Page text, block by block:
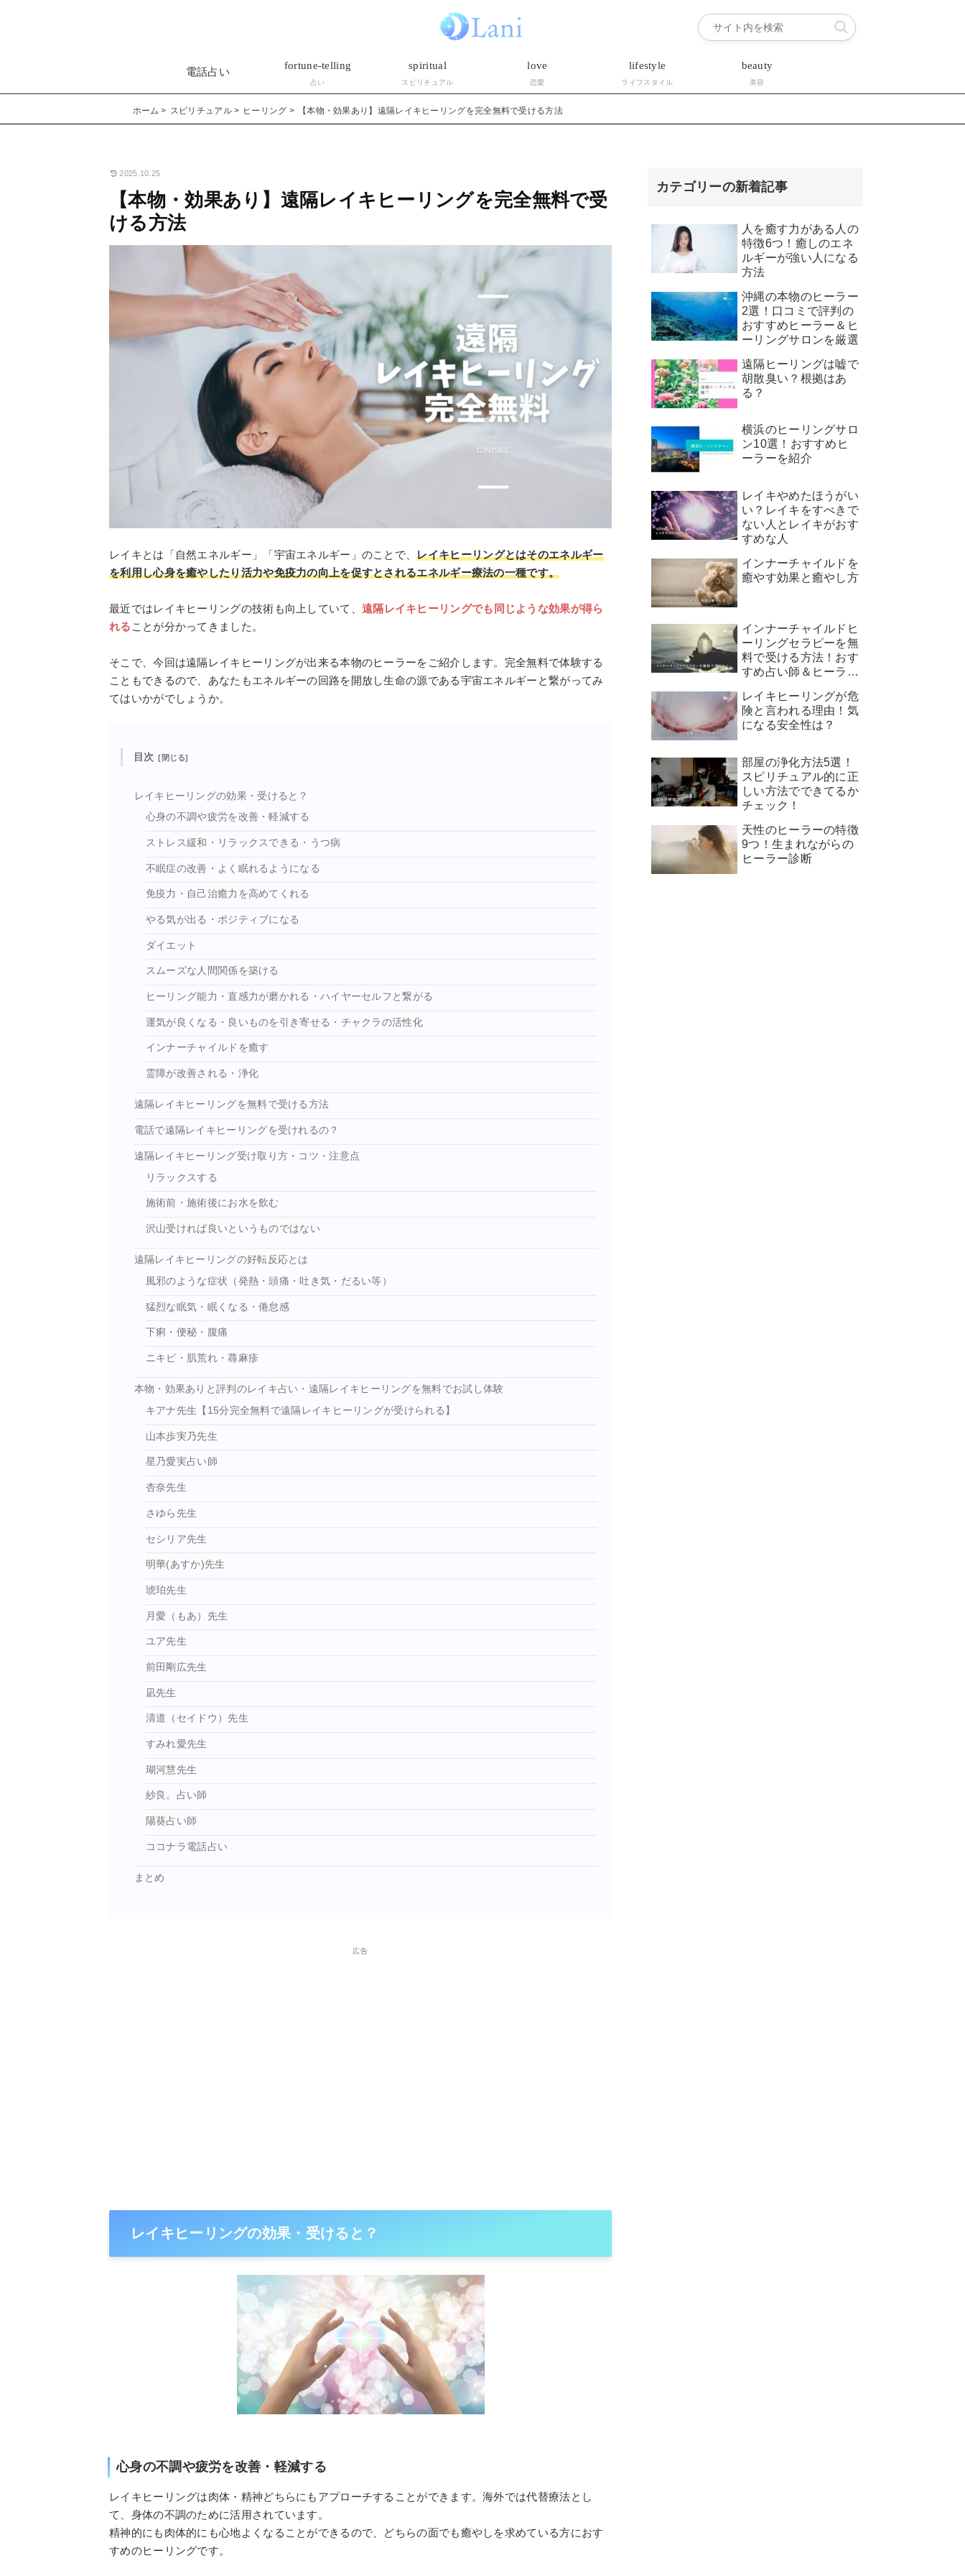
電話占い
fortune-telling
占い
spiritual
スピリチュアル
love
恋愛
lifestyle
ライフスタイル
beauty
美容
ホーム スピリチュアル ヒーリング 【本物・効果あり】遠隔レイキヒーリングを完全無料で受ける方法
2025.10.25
【本物・効果あり】遠隔レイキヒーリングを完全無料で受
ける方法
レイキとは「自然エネルギー」「宇宙エネルギー」のことで、レイキヒーリングとはそのエネルギー
を利用し心身を癒やしたり活力や免疫力の向上を促すとされるエネルギー療法の一種です。
最近ではレイキヒーリングの技術も向上していて、 遠隔レイキヒーリングでも同じような効果が得ら
れる ことが分かってきました。
そこで、今回は遠隔レイキヒーリングが出来る本物のヒーラーをご紹介します。完全無料で体験する
こともできるので、あなたもエネルギーの回路を開放し生命の源である宇宙エネルギーと繋がってみ
てはいかがでしょうか。
目次
レイキヒーリングの効果・受けると？
心身の不調や疲労を改善・軽減する
ストレス緩和・リラックスできる・うつ病
不眠症の改善・よく眠れるようになる
免疫力・自己治癒力を高めてくれる
やる気が出る・ポジティブになる
ダイエット
スムーズな人間関係を築ける
ヒーリング能力・直感力が磨かれる・ハイヤーセルフと繋がる
運気が良くなる・良いものを引き寄せる・チャクラの活性化
インナーチャイルドを癒す
霊障が改善される・浄化
遠隔レイキヒーリングを無料で受ける方法
電話で遠隔レイキヒーリングを受けれるの？
遠隔レイキヒーリング受け取り方・コツ・注意点
リラックスする
施術前・施術後にお水を飲む
沢山受ければ良いというものではない
遠隔レイキヒーリングの好転反応とは
風邪のような症状（発熱・頭痛・吐き気・だるい等）
猛烈な眠気・眠くなる・倦怠感
下痢・便秘・腹痛
ニキビ・肌荒れ・蕁麻疹
本物・効果ありと評判のレイキ占い・遠隔レイキヒーリングを無料でお試し体験
キアナ先生【15分完全無料で遠隔レイキヒーリングが受けられる】
山本歩実乃先生
星乃愛実占い師
杏奈先生
さゆら先生
セシリア先生
明華(あすか)先生
琥珀先生
月愛（もあ）先生
ユア先生
前田剛広先生
凪先生
清道（セイドウ）先生
すみれ愛先生
瑚河慧先生
紗良。占い師
陽葵占い師
ココナラ電話占い
まとめ
広告
レイキヒーリングの効果・受けると？
心身の不調や疲労を改善・軽減する
レイキヒーリングは肉体・精神どちらにもアプローチすることができます。海外では代替療法とし
て、身体の不調のために活用されています。
精神的にも肉体的にも心地よくなることができるので、どちらの面でも癒やしを求めている方におす
すめのヒーリングです。
カテゴリーの新着記事
人を癒す力がある人の
特徴6つ！癒しのエネ
ルギーが強い人になる
方法
沖縄の本物のヒーラー
2選！口コミで評判の
おすすめヒーラー＆ヒ
ーリングサロンを厳選
遠隔ヒーリングは嘘で
胡散臭い？根拠はあ
る？
横浜のヒーリングサロ
ン10選！おすすめヒ
ーラーを紹介
レイキやめたほうがい
い？レイキをすべきで
ない人とレイキがおす
すめな人
インナーチャイルドを
癒やす効果と癒やし方
インナーチャイルドヒ
ーリングセラピーを無
料で受ける方法！おす
すめ占い師＆ヒーラー
レイキヒーリングが危
険と言われる理由！気
になる安全性は？
部屋の浄化方法5選！
スピリチュアル的に正
しい方法でできてるか
チェック！
天性のヒーラーの特徴
9つ！生まれながらの
ヒーラー診断